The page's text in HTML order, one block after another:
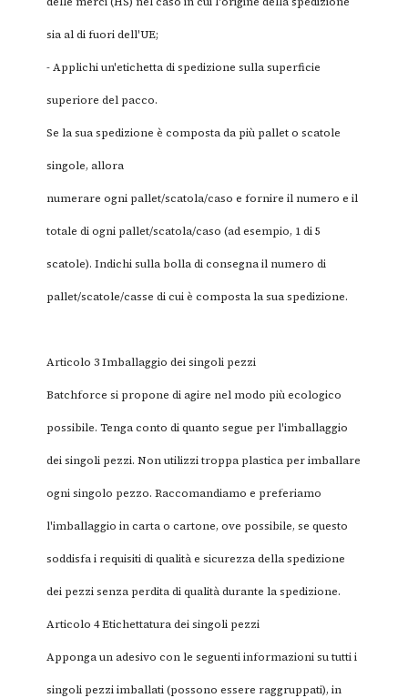
sia al di fuori dell'UE;
- Applichi un'etichetta di spedizione sulla superficie
superiore del pacco.
Se la sua spedizione è composta da più pallet o scatole
singole, allora
numerare ogni pallet/scatola/caso e fornire il numero e il
totale di ogni pallet/scatola/caso (ad esempio, 1 di 5
scatole). Indichi sulla bolla di consegna il numero di
pallet/scatole/casse di cui è composta la sua spedizione.
Articolo 3 Imballaggio dei singoli pezzi
Batchforce si propone di agire nel modo più ecologico
possibile. Tenga conto di quanto segue per l'imballaggio
dei singoli pezzi. Non utilizzi troppa plastica per imballare
ogni singolo pezzo. Raccomandiamo e preferiamo
l'imballaggio in carta o cartone, ove possibile, se questo
soddisfa i requisiti di qualità e sicurezza della spedizione
dei pezzi senza perdita di qualità durante la spedizione.
Articolo 4 Etichettatura dei singoli pezzi
Apponga un adesivo con le seguenti informazioni su tutti i
singoli pezzi imballati (possono essere raggruppati), in